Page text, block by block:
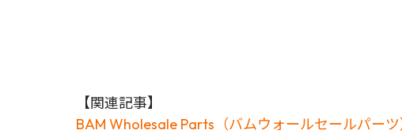
【関連記事】
BAM Wholesale Parts（バムウォールセールパー